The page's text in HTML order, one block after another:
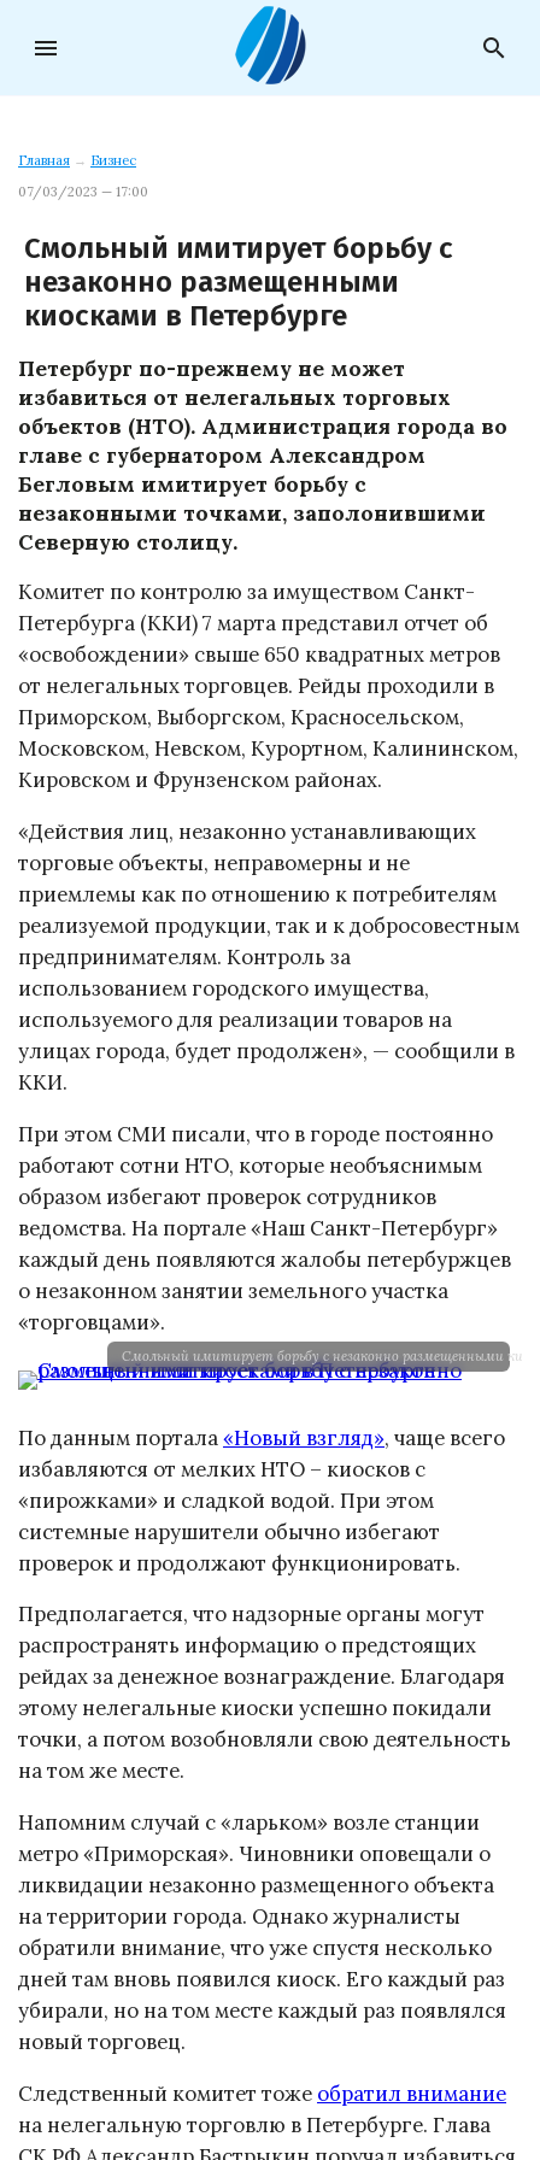
menu search
Главная → Бизнес
07/03/2023 — 17:00
Смольный имитирует борьбу с
незаконно размещенными
киосками в Петербурге
Петербург по-прежнему не может
избавиться от нелегальных торговых
объектов (НТО). Администрация города во
главе с губернатором Александром
Бегловым имитирует борьбу с
незаконными точками, заполонившими
Северную столицу.
Комитет по контролю за имуществом Санкт-
Петербурга (ККИ) 7 марта представил отчет об
«освобождении» свыше 650 квадратных метров
от нелегальных торговцев. Рейды проходили в
Приморском, Выборгском, Красносельском,
Московском, Невском, Курортном, Калининском,
Кировском и Фрунзенском районах.
«Действия лиц, незаконно устанавливающих
торговые объекты, неправомерны и не
приемлемы как по отношению к потребителям
реализуемой продукции, так и к добросовестным
предпринимателям. Контроль за
использованием городского имущества,
используемого для реализации товаров на
улицах города, будет продолжен», — сообщили в
ККИ.
При этом СМИ писали, что в городе постоянно
работают сотни НТО, которые необъяснимым
образом избегают проверок сотрудников
ведомства. На портале «Наш Санкт-Петербург»
каждый день появляются жалобы петербуржцев
о незаконном занятии земельного участка
«торговцами».
Смольный имитирует борьбу с незаконно размещенными
По данным портала«Новый взгляд», чаще всего
избавляются от мелких НТО – киосков с
«пирожками» и сладкой водой. При этом
системные нарушители обычно избегают
проверок и продолжают функционировать.
Предполагается, что надзорные органы могут
распространять информацию о предстоящих
рейдах за денежное вознаграждение. Благодаря
этому нелегальные киоски успешно покидали
точки, а потом возобновляли свою деятельность
на том же месте.
Напомним случай с «ларьком» возле станции
метро «Приморская». Чиновники оповещали о
ликвидации незаконно размещенного объекта
на территории города. Однако журналисты
обратили внимание, что уже спустя несколько
дней там вновь появился киоск. Его каждый раз
убирали, но на том месте каждый раз появлялся
новый торговец.
Следственный комитет тоже обратил внимание
на нелегальную торговлю в Петербурге. Глава